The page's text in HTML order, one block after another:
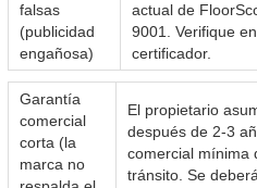
falsas
(publicidad
engañosa)
actual de
9001. Verifique
certificador.
Garantía
comercial
corta (la
marca no
El propietario
después de
comercial mínima
tránsito. Se